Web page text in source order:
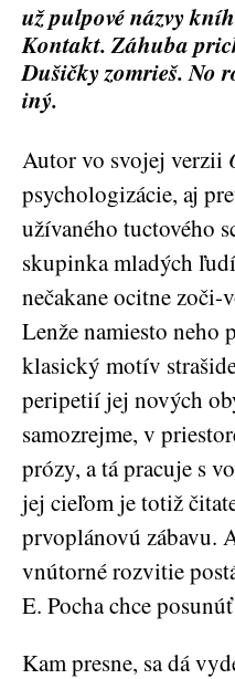
už pulpové názvy
Kontakt. Záhuba
Dušičky zomrieš. No
iný.
Autor vo svojej verzii
psychologizácie, aj
užívaného tuctového
skupinka mladých
nečakane ocitne
Lenže namiesto neho
klasický motív
peripetií jej nových
samozrejme, v
prózy, a tá pracuje s
jej cieľom je totiž
prvoplánovú zábavu.
vnútorné rozvitie
E. Pocha chce
Kam presne, sa dá